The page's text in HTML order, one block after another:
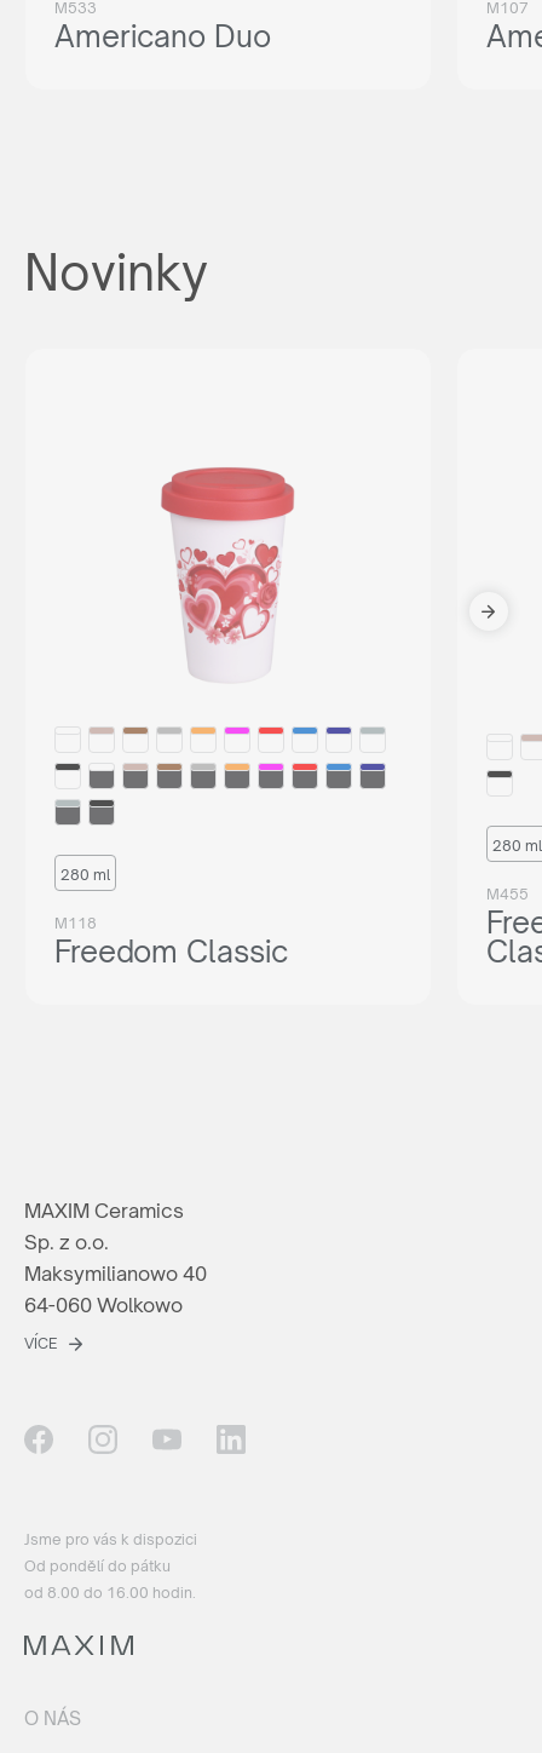
M533
Americano Duo
M107
Novinky
280 ml
M118
Freedom Classic
280 ml
M455
MAXIM Ceramics
Sp. z o.o.
Maksymilianowo 40
64-060 Wolkowo
VÍCE
Jsme pro vás k dispozici
Od pondělí do pátku
od 8.00 do 16.00 hodin.
O NÁS